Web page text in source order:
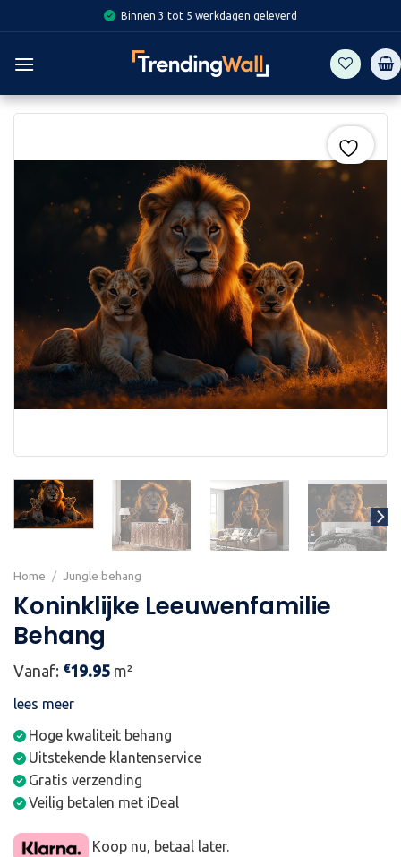
to
content
Binnen 3 tot 5 werkdagen geleverd
Home / Jungle behang
Koninklijke Leeuwenfamilie
Behang
Vanaf: €19.95 m²
lees meer
Hoge kwaliteit behang
Uitstekende klantenservice
Gratis verzending
Veilig betalen met iDeal
Koop nu, betaal later.